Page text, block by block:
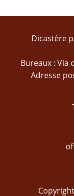
Dicastère
Bureaux : Via
Adresse